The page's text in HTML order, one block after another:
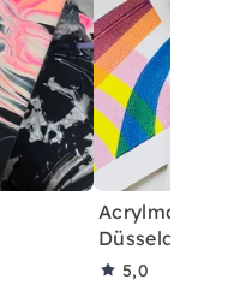
Acrylmalerei
Düsseldorf
5,0